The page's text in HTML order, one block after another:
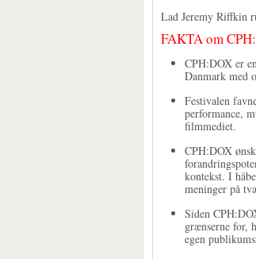
Lad Jeremy Riffkin
FAKTA om
CPH:DOX er
Danmark med
Festivalen
performance,
filmmediet.
CPH:DOX
kontekst. I
meninger på
Siden
grænserne for,
egen